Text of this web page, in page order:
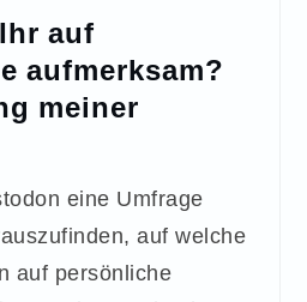
auf
aufmerksam?
meiner
eine Umfrage
auf welche
auf persönliche